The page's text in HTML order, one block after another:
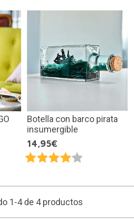
Botella con barco pirata
insumergible
14,95€
1-4 de 4 productos